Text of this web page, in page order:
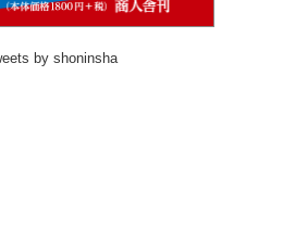
by shoninsha